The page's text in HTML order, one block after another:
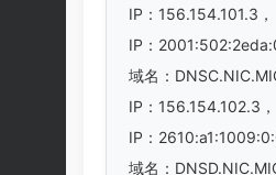
IP：156.154.101.3，
IP：
域名：
IP：156.154.102.3，
IP：
域名：